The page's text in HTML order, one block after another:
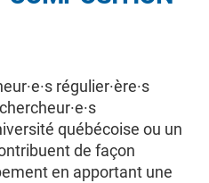
régulier·ère·s
québécoise ou un
de façon
en apportant une